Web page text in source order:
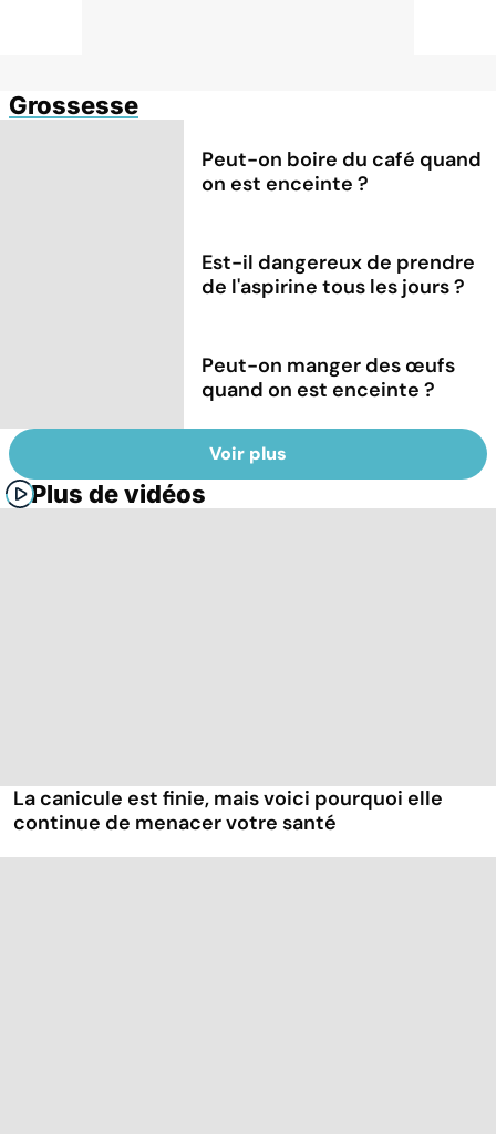
Grossesse
Peut-on boire du café quand
on est enceinte ?
Est-il dangereux de prendre
de l'aspirine tous les jours ?
Peut-on manger des œufs
quand on est enceinte ?
Voir plus
Plus de vidéos
La canicule est finie, mais voici pourquoi elle
continue de menacer votre santé